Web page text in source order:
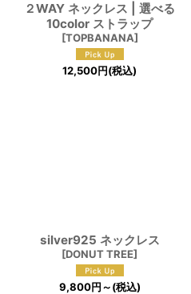
２WAY ネックレス | 選べる
10color ストラップ
[TOPBANANA]
12,500円(税込)
silver925 ネックレス
[DONUT TREE]
9,800円～(税込)